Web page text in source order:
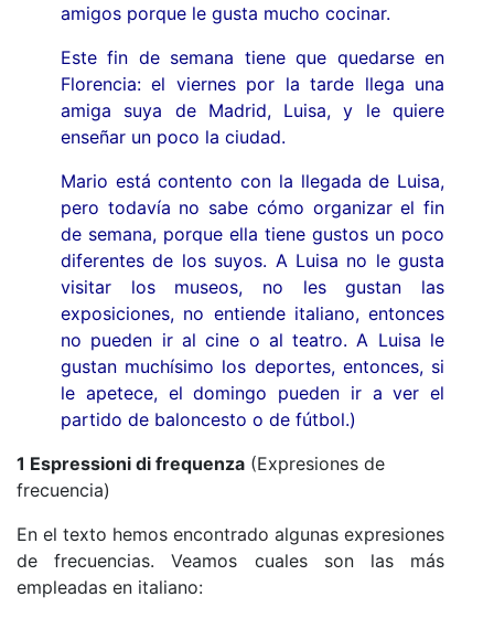
amigos porque le gusta mucho cocinar.
Este fin de semana tiene que quedarse en
Florencia: el viernes por la tarde llega una
amiga suya de Madrid, Luisa, y le quiere
enseñar un poco la ciudad.
Mario está contento con la llegada de Luisa,
pero todavía no sabe cómo organizar el fin
de semana, porque ella tiene gustos un poco
diferentes de los suyos. A Luisa no le gusta
visitar los museos, no les gustan las
exposiciones, no entiende italiano, entonces
no pueden ir al cine o al teatro. A Luisa le
gustan muchísimo los deportes, entonces, si
le apetece, el domingo pueden ir a ver el
partido de baloncesto o de fútbol.)
1 Espressioni di frequenza (Expresiones de
frecuencia)
En el texto hemos encontrado algunas expresiones
de frecuencias. Veamos cuales son las más
empleadas en italiano: